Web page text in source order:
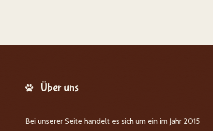
Über uns
Bei unserer Seite handelt es sich um ein im Jahr 2015